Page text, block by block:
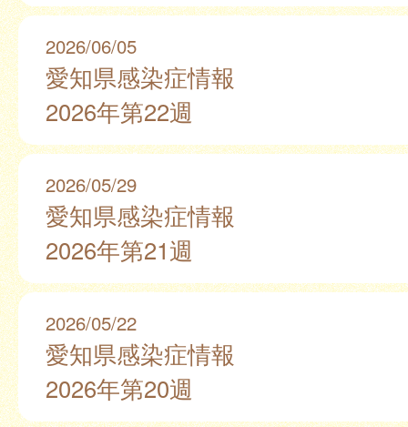
2026/06/05
愛知県感染症情報
2026年第22週
2026/05/29
愛知県感染症情報
2026年第21週
2026/05/22
愛知県感染症情報
2026年第20週